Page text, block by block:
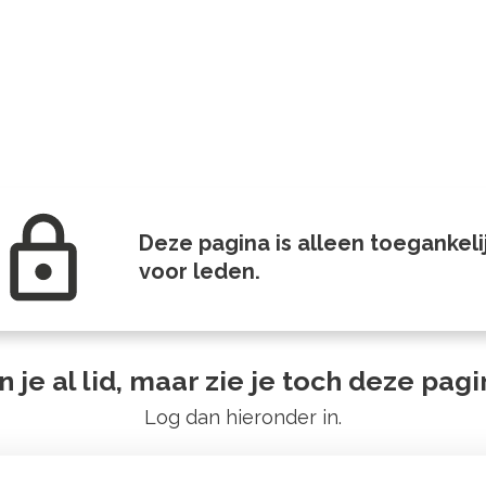
Deze pagina is alleen
voor leden.
je al lid, maar zie je toch deze
Log dan hieronder in.